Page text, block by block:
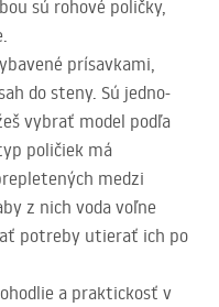
sú rohové poličky,
prísavkami,
do steny. Sú jedno-
vybrať model podľa
poličiek má
medzi
z nich voda voľne
potreby utierať ich po
a praktickosť v